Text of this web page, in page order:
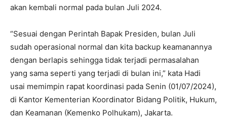
akan kembali normal pada bulan Juli 2024.
“Sesuai dengan Perintah Bapak Presiden, bulan Juli
sudah operasional normal dan kita backup keamanannya
dengan berlapis sehingga tidak terjadi permasalahan
yang sama seperti yang terjadi di bulan ini,” kata Hadi
usai memimpin rapat koordinasi pada Senin (01/07/2024),
di Kantor Kementerian Koordinator Bidang Politik, Hukum,
dan Keamanan (Kemenko Polhukam), Jakarta.